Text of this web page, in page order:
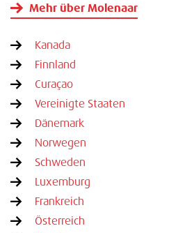
Mehr über Molenaar
Kanada
Finnland
Curaçao
Vereinigte Staaten
Dänemark
Norwegen
Schweden
Luxemburg
Frankreich
Österreich